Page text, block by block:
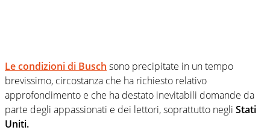
Le condizioni di Busch sono precipitate in un tempo
brevissimo, circostanza che ha richiesto relativo
approfondimento e che ha destato inevitabili domande da
parte degli appassionati e dei lettori, soprattutto negli Stati
Uniti.